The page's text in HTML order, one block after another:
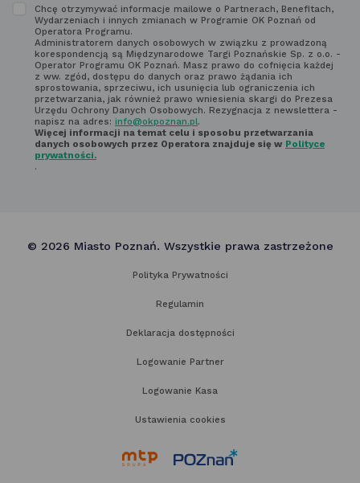
poniżej
Zapoznaj
z regulaminem
newsletter'a
Chcę otrzymywać informacje mailowe o Partnerach, Benefitach,
Wydarzeniach i innych zmianach w Programie OK Poznań od
Operatora Programu.
Administratorem danych osobowych w związku z prowadzoną
korespondencją są Międzynarodowe Targi Poznańskie Sp. z o.o. -
Operator Programu OK Poznań. Masz prawo do cofnięcia każdej
z ww. zgód, dostępu do danych oraz prawo żądania ich
sprostowania, sprzeciwu, ich usunięcia lub ograniczenia ich
przetwarzania, jak również prawo wniesienia skargi do Prezesa
Urzędu Ochrony Danych Osobowych. Rezygnacja z newslettera -
napisz na adres: info@okpoznan.pl.
Więcej informacji na temat celu i sposobu przetwarzania
danych osobowych przez Operatora znajduje się w Polityce
prywatności.
.
© 2026 Miasto Poznań. Wszystkie prawa zastrzeżone
Polityka Prywatności
Regulamin
Deklaracja dostępności
Logowanie Partner
Logowanie Kasa
Ustawienia cookies
link
link